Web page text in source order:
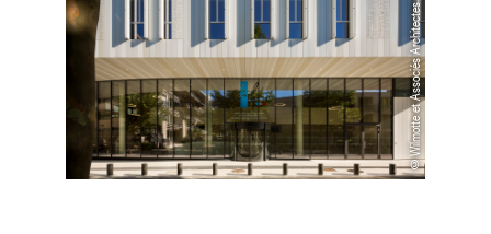
©Wilmotte et Associés Architectes